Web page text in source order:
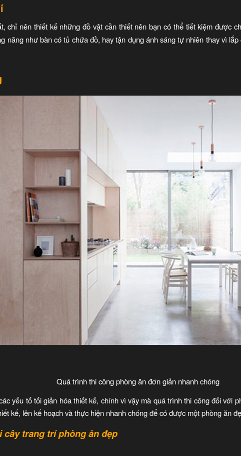
chỉ nên thiết kế những đồ vật cần thiết nên bạn có thể tiết kiệm được
năng như bàn có tủ chứa đồ, hay tận dụng ánh sáng tự nhiên thay vì
Quá trình thi công phòng ăn đơn giản nhanh chóng
yếu tố tối giản hóa thiết kế, chính vì vậy mà quá trình thi công đối với
kế, lên kế hoạch và thực hiện nhanh chóng để có được một phòng ăn
cây trang trí phòng ăn đẹp